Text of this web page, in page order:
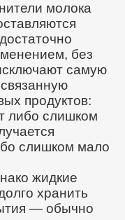
молока
без
самую
продуктов:
либо слишком
слишком мало
жидкие
хранить
— обычно